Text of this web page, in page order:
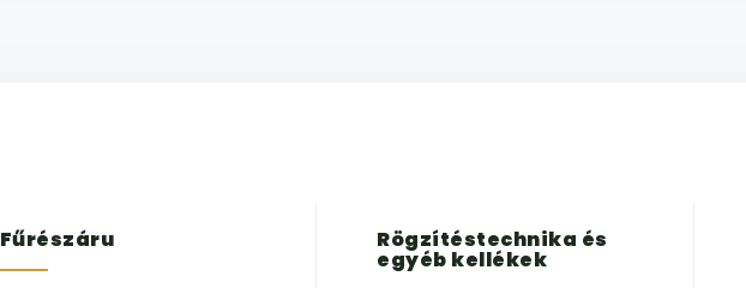
Fűrészáru Rögzítéstechnika és
egyéb kellékek